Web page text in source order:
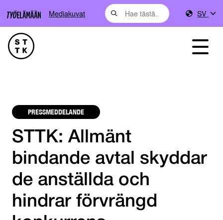
Mediakuvat SV
PRESSMEDDELANDE
STTK: Allmänt
bindande avtal skyddar
de anställda och
hindrar förvrängd